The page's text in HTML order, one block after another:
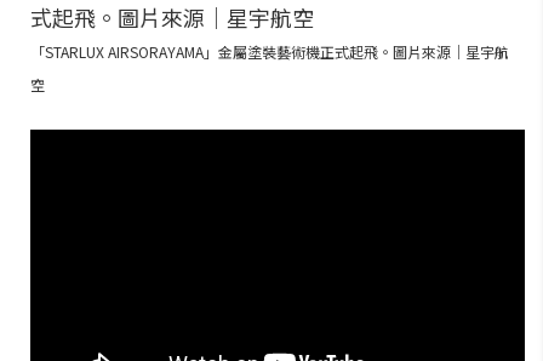
「STARLUX AIRSORAYAMA」金屬塗裝藝術機正式起飛。圖片來源｜星宇航
空